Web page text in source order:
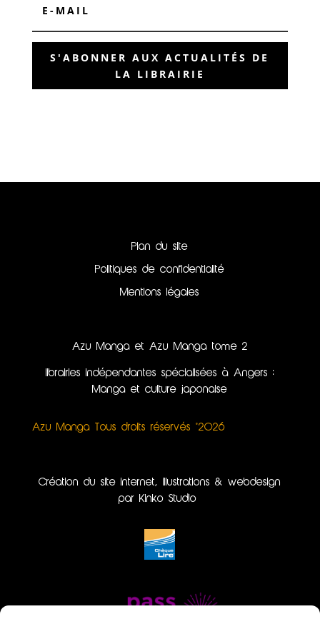
S'ABONNER AUX ACTUALITÉS DE
LA LIBRAIRIE
Plan du site
Politiques de confidentialité
Mentions légales
Azu Manga et Azu Manga tome 2
librairies indépendantes spécialisées à Angers :
Manga et culture japonaise
Azu Manga Tous droits réservés ©2026
Création du site internet, illustrations & webdesign
par Kinko Studio